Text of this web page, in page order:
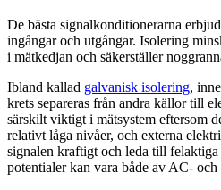
De bästa signalkonditionerarna
ingångar och utgångar. Isolering
i mätkedjan och säkerställer
Ibland kallad galvanisk isolering,
krets separeras från andra källor till
särskilt viktigt i mätsystem eftersom
relativt låga nivåer, och externa
signalen kraftigt och leda till felaktiga
potentialer kan vara både av AC-